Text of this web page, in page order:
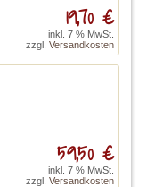
19,70 €
inkl. 7 % MwSt.
zzgl. Versandkosten
59,50 €
inkl. 7 % MwSt.
zzgl. Versandkosten